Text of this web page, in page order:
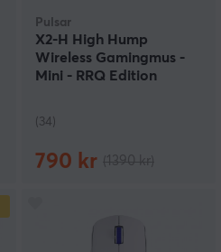
Pulsar
X2-H High Hump
Wireless Gamingmus -
Mini - RRQ Edition
(34)
790 kr